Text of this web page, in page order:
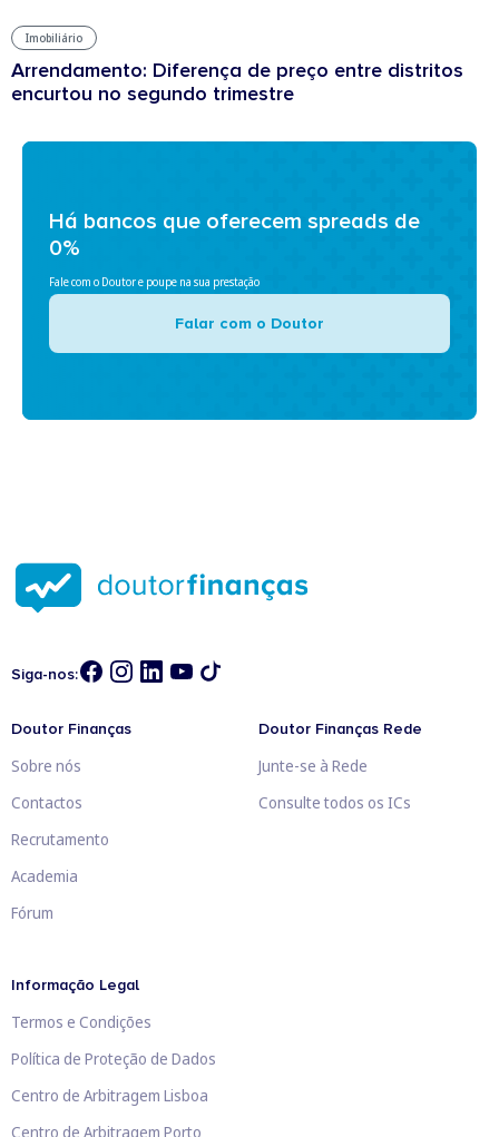
Imobiliário
Arrendamento: Diferença de preço entre distritos
encurtou no segundo trimestre
Há bancos que oferecem spreads de
0%
Fale com o Doutor e poupe na sua prestação
Falar com o Doutor
Siga-nos:
Doutor Finanças
Sobre nós
Contactos
Recrutamento
Academia
Fórum
Doutor Finanças Rede
Junte-se à Rede
Consulte todos os ICs
Informação Legal
Termos e Condições
Política de Proteção de Dados
Centro de Arbitragem Lisboa
Centro de Arbitragem Porto